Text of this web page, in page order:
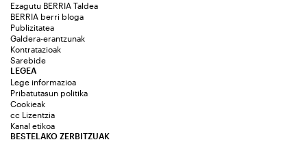
Ezagutu BERRIA Taldea
BERRIA berri bloga
Publizitatea
Galdera-erantzunak
Kontratazioak
Sarebide
LEGEA
Lege informazioa
Pribatutasun politika
Cookieak
cc Lizentzia
Kanal etikoa
BESTELAKO ZERBITZUAK